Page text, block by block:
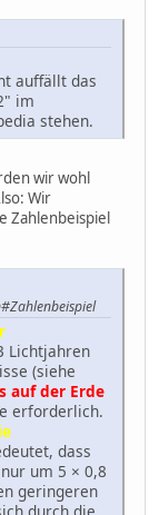
auffällt das
im
stehen.
wir wohl
Wir
Zahlenbeispiel
Lichtjahren
(siehe
auf der Erde
erforderlich.
dass
um 5 × 0,8
geringeren